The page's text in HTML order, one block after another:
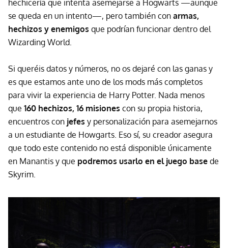
hechicería que intenta asemejarse a Hogwarts —aunque
se queda en un intento—, pero también con armas,
hechizos y enemigos que podrían funcionar dentro del
Wizarding World.
Si queréis datos y números, no os dejaré con las ganas y
es que estamos ante uno de los mods más completos
para vivir la experiencia de Harry Potter. Nada menos
que 160 hechizos, 16 misiones con su propia historia,
encuentros con jefes y personalización para asemejarnos
a un estudiante de Howgarts. Eso sí, su creador asegura
que todo este contenido no está disponible únicamente
en Manantis y que podremos usarlo en el juego base de
Skyrim.